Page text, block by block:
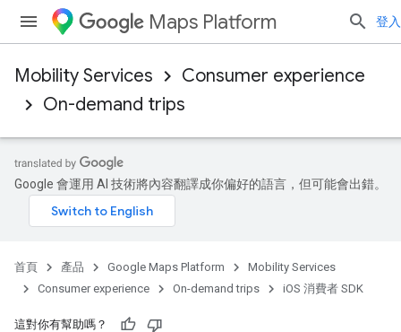
Maps Platform 登入
Mobility Services
Consumer experience
On-demand trips
Google 會運用 AI 技術將內容翻譯成你偏好的語言，但可能會出錯。
首頁 產品 Google Maps Platform
Mobility Services
Consumer experience
On-demand trips iOS 消費者 SDK
這對你有幫助嗎？